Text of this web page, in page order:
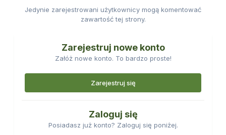
Jedynie zarejestrowani użytkownicy mogą komentować
zawartość tej strony.
Zarejestruj nowe konto
Załóż nowe konto. To bardzo proste!
Zarejestruj się
Zaloguj się
Posiadasz już konto? Zaloguj się poniżej.